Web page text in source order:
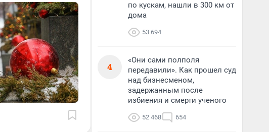
по кускам, нашли в 300 км от
дома
53 694
4
«Они сами полполя
передавили». Как прошел суд
над бизнесменом,
задержанным после
избиения и смерти ученого
52 468 654